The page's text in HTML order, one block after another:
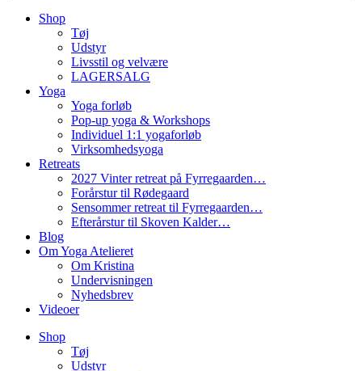
Shop
Tøj
Udstyr
Livsstil og velvære
LAGERSALG
Yoga
Yoga forløb
Pop-up yoga & Workshops
Individuel 1:1 yogaforløb
Virksomhedsyoga
Retreats
2027 Vinter retreat på Fyrregaarden…
Forårstur til Rødegaard
Sensommer retreat til Fyrregaarden…
Efterårstur til Skoven Kalder…
Blog
Om Yoga Atelieret
Om Kristina
Undervisningen
Nyhedsbrev
Videoer
Shop
Tøj
Udstyr